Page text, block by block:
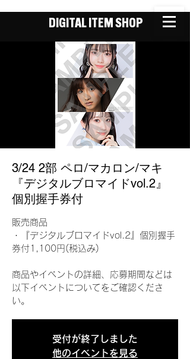
DIGITAL ITEM SHOP
3/24 2部 ペロ/マカロン/マキ
『デジタルブロマイドvol.2』
個別握手券付
販売商品
・『デジタルブロマイドvol.2』個別握手
券付1,100円(税込み)
商品やイベントの詳細、応募期間などは
以下イベントについてをご確認くださ
い。
受付が終了しました
他のイベントを見る